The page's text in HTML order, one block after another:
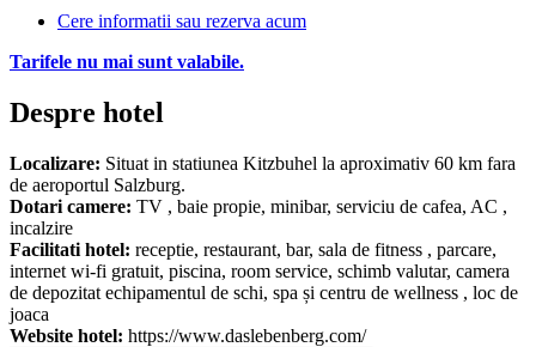
Cere informatii sau rezerva acum
Tarifele nu mai sunt valabile.
Despre hotel
Localizare: Situat in statiunea Kitzbuhel la aproximativ 60 km fara
de aeroportul Salzburg.
Dotari camere: TV , baie propie, minibar, serviciu de cafea, AC ,
incalzire
Facilitati hotel: receptie, restaurant, bar, sala de fitness , parcare,
internet wi-fi gratuit, piscina, room service, schimb valutar, camera
de depozitat echipamentul de schi, spa și centru de wellness , loc de
joaca
Website hotel: https://www.daslebenberg.com/